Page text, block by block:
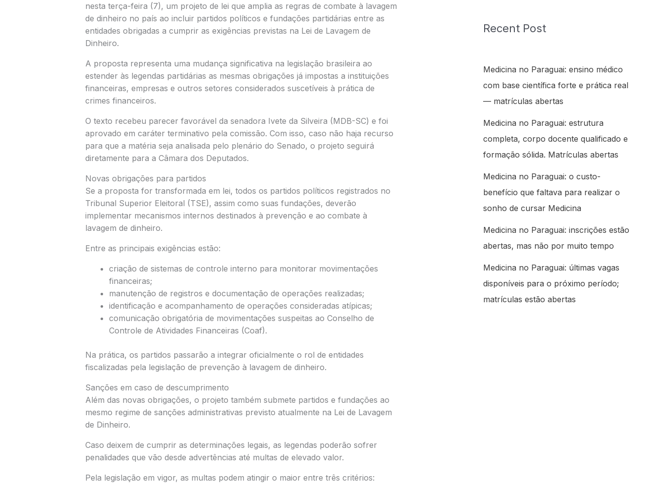
nesta terça-feira (7), um projeto de lei que amplia as regras de combate à lavagem
de dinheiro no país ao incluir partidos políticos e fundações partidárias entre as
entidades obrigadas a cumprir as exigências previstas na Lei de Lavagem de
Dinheiro.
A proposta representa uma mudança significativa na legislação brasileira ao
estender às legendas partidárias as mesmas obrigações já impostas a instituições
financeiras, empresas e outros setores considerados suscetíveis à prática de
crimes financeiros.
O texto recebeu parecer favorável da senadora Ivete da Silveira (MDB-SC) e foi
aprovado em caráter terminativo pela comissão. Com isso, caso não haja recurso
para que a matéria seja analisada pelo plenário do Senado, o projeto seguirá
diretamente para a Câmara dos Deputados.
Novas obrigações para partidos
Se a proposta for transformada em lei, todos os partidos políticos registrados no
Tribunal Superior Eleitoral (TSE), assim como suas fundações, deverão
implementar mecanismos internos destinados à prevenção e ao combate à
lavagem de dinheiro.
Entre as principais exigências estão:
criação de sistemas de controle interno para monitorar movimentações
financeiras;
manutenção de registros e documentação de operações realizadas;
identificação e acompanhamento de operações consideradas atípicas;
comunicação obrigatória de movimentações suspeitas ao Conselho de
Controle de Atividades Financeiras (Coaf).
Na prática, os partidos passarão a integrar oficialmente o rol de entidades
fiscalizadas pela legislação de prevenção à lavagem de dinheiro.
Sanções em caso de descumprimento
Além das novas obrigações, o projeto também submete partidos e fundações ao
mesmo regime de sanções administrativas previsto atualmente na Lei de Lavagem
de Dinheiro.
Caso deixem de cumprir as determinações legais, as legendas poderão sofrer
penalidades que vão desde advertências até multas de elevado valor.
Pela legislação em vigor, as multas podem atingir o maior entre três critérios:
Recent Post
Medicina no Paraguai: ensino médico
com base científica forte e prática real
— matrículas abertas
Medicina no Paraguai: estrutura
completa, corpo docente qualificado e
formação sólida. Matrículas abertas
Medicina no Paraguai: o custo-
benefício que faltava para realizar o
sonho de cursar Medicina
Medicina no Paraguai: inscrições estão
abertas, mas não por muito tempo
Medicina no Paraguai: últimas vagas
disponíveis para o próximo período;
matrículas estão abertas